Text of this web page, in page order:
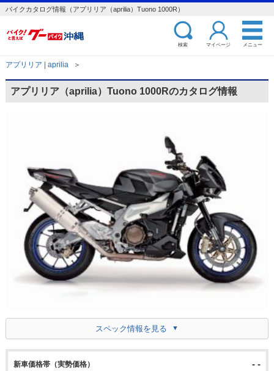
バイクカタログ情報（アプリリア（aprilia）Tuono 1000R）
検索 マイページ メニュー
アプリリア | aprilia ＞
アプリリア（aprilia）Tuono 1000Rのカタログ情報
スペック情報を見る
新車価格帯（実勢価格） - -